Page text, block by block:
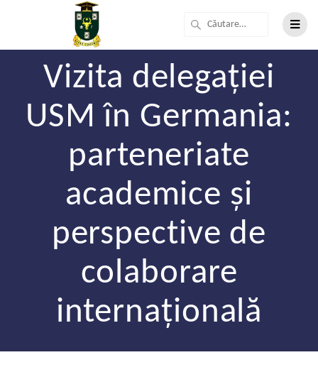
Vizita delegației
USM în Germania:
parteneriate
academice și
perspective de
colaborare
internațională